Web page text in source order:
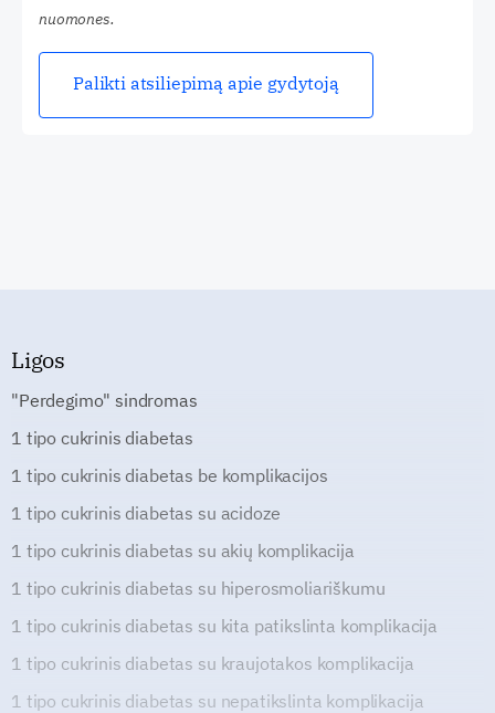
nuomones.
Palikti atsiliepimą apie gydytoją
Ligos
"Perdegimo" sindromas
1 tipo cukrinis diabetas
1 tipo cukrinis diabetas be komplikacijos
1 tipo cukrinis diabetas su acidoze
1 tipo cukrinis diabetas su akių komplikacija
1 tipo cukrinis diabetas su hiperosmoliariškumu
1 tipo cukrinis diabetas su kita patikslinta komplikacija
1 tipo cukrinis diabetas su kraujotakos komplikacija
1 tipo cukrinis diabetas su nepatikslinta komplikacija